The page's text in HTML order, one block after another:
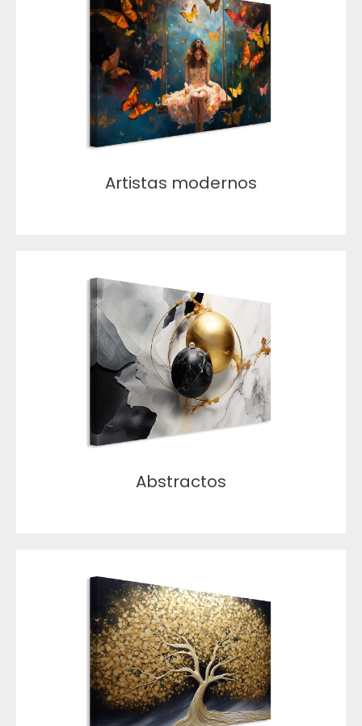
Artistas modernos
Abstractos